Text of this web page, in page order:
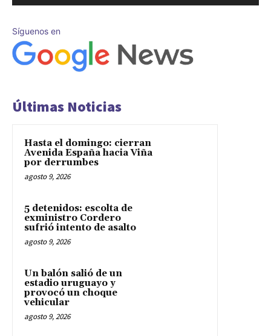
Síguenos en
Últimas Noticias
Hasta el domingo: cierran
Avenida España hacia Viña
por derrumbes
agosto 9, 2026
5 detenidos: escolta de
exministro Cordero
sufrió intento de asalto
agosto 9, 2026
Un balón salió de un
estadio uruguayo y
provocó un choque
vehicular
agosto 9, 2026